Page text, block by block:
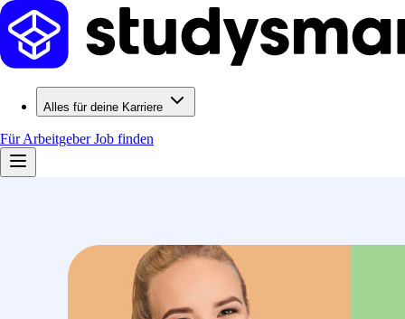
Alles für deine Karriere
Für ArbeitgeberJob finden